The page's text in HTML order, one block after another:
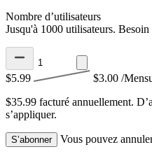
Nombre d’utilisateurs
Jusqu'à 1000 utilisateurs. Besoin
$5.99 $3.00 /
$35.99 facturé annuellement.
s’appliquer.
S’abonner Vous pouvez